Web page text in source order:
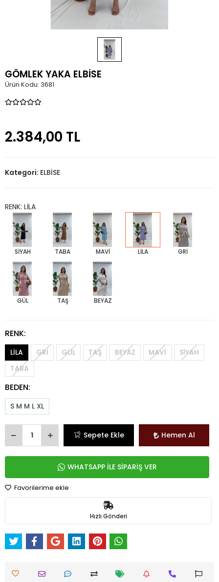
GÖMLEK YAKA ELBİSE
Ürün Kodu: 3681
2.384,00 TL
Kategori: ELBİSE
RENK: LİLA
SİYAH TABA MAVİ LİLA GRİ
GÜL TAŞ BEYAZ
RENK:
LİLA GRİ GÜL TAŞ BEYAZ MAVİ
SİYAH
TABA
BEDEN:
S M M L XL
Sepete Ekle Hemen Al
WHATSAPP İLE SİPARİŞ VER
Favorilerime ekle
Hızlı Gönderi